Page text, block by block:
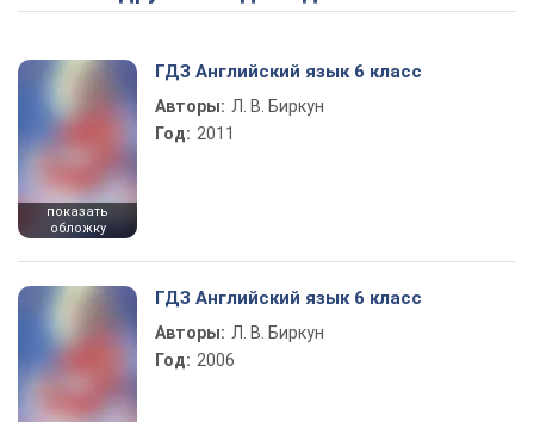
показать
обложку
ГДЗ Английский язык 6 класс
Авторы: Л. В. Биркун
Год: 2011
ГДЗ Английский язык 6 класс
Авторы: Л. В. Биркун
Год: 2006